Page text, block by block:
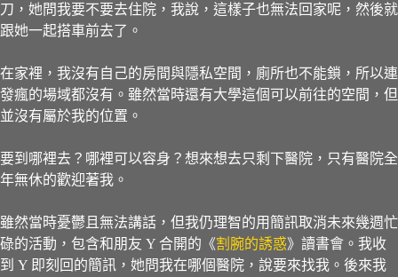
刀，她問我要不要去住院，我說，這樣子也無法回家呢，然後就
跟她一起搭車前去了。
在家裡，我沒有自己的房間與隱私空間，廁所也不能鎖，所以連
發瘋的場域都沒有。雖然當時還有大學這個可以前往的空間，但
並沒有屬於我的位置。
要到哪裡去？哪裡可以容身？想來想去只剩下醫院，只有醫院全
年無休的歡迎著我。
雖然當時憂鬱且無法講話，但我仍理智的用簡訊取消未來幾週忙
碌的活動，包含和朋友 Y 合開的《割腕的誘惑》讀書會。我收
到 Y 即刻回的簡訊，她問我在哪個醫院，說要來找我。後來我